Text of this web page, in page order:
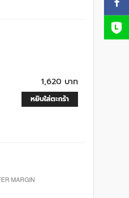
1,620 บาท
หยิบใส่ตะกร้า
MARGIN